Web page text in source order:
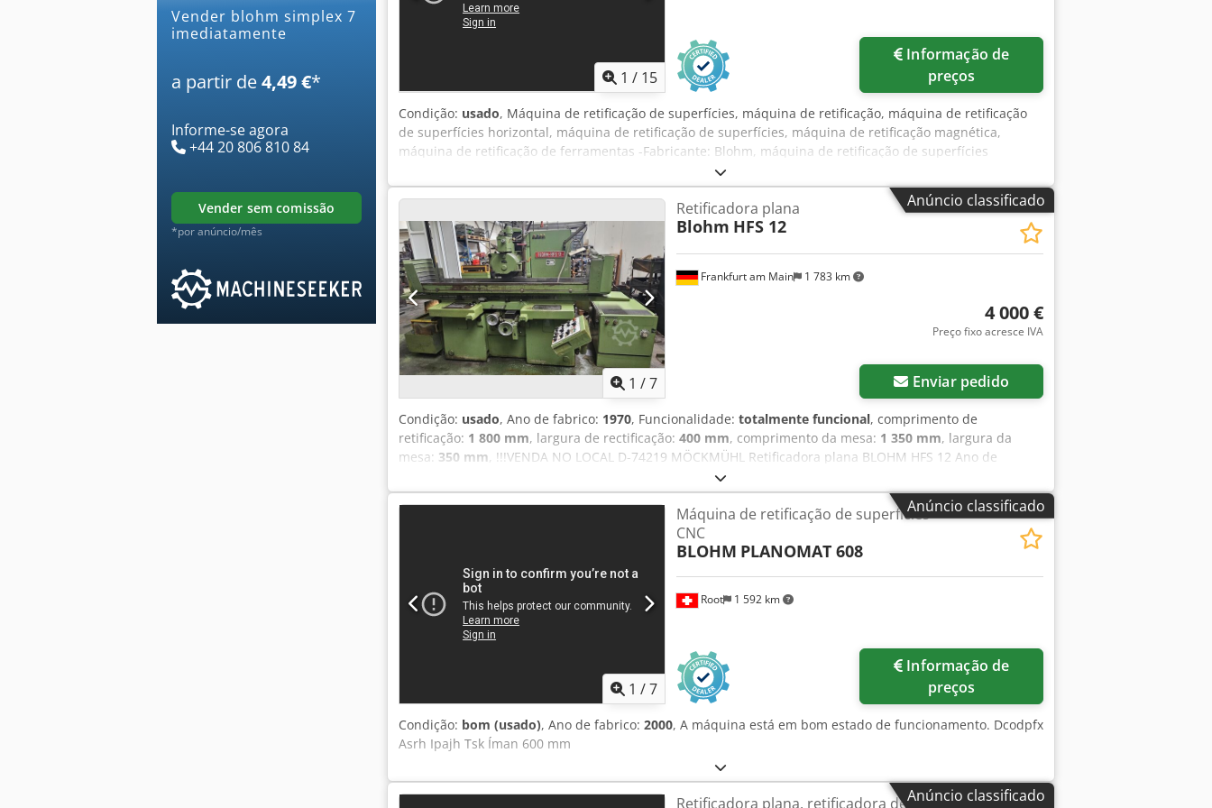
Vender blohm simplex 7
imediatamente
a partir de4,49 €*
Informe-se agora
+44 20 806 810 84
vender sem comissão
*por anúncio/mês
SIEMENS 840 D ano 2000 Nº de série 14 617x _____ Moendo...
1 / 15
preços
Condição: usado, Máquina de retificação de superfícies, máquina de retificação, máquina de retificação
de superfícies horizontal, máquina de retificação de superfícies, máquina de retificação magnética,
máquina de retificação de ferramentas -Fabricante: Blohm, máquina de retificação de superfícies
horizontal -Tamanho da mesa: 770 x 140 mm, giratória Dcodpfxot N Adbs Ah Tsk -Deslocação: x 490 mm /
y 200 mm / z 220 mm -Dimensões: 1030/870/H1510 mm -Peso total: 403 kg
Anúncio classificado
1 /7
Frankfurt am Main 1 783 km
Retificadora plana
Blohm HFS 12
4 000 €
Preço fixo acresce IVA
Enviar pedido
Condição: usado, Ano de fabrico: 1970, Funcionalidade: totalmente funcional, comprimento de
retificação: 1 800 mm, largura de rectificação: 400 mm, comprimento da mesa: 1 350 mm, largura da
mesa: 350 mm, !!!VENDA NO LOCAL D-74219 MÖCKMÜHL Retificadora plana BLOHM HFS 12 Ano de
fabricação: 1970 Comprimento de retificação: 1800mm Largura de retificação: 400mm Dimensões do
magnético: 1.350x350mm Acessórios: Sistema de refrigeração (KSS) Diversos discos de retificação Dcjdpfx
Ahozamf Ee Tok Máquina em funcionamento e pode ser inspecionada sob energia a qualquer momento.
Anúncio classificado
1 /7
Root 1 592 km
Máquina de retificação de superfícies
CNC
BLOHM PLANOMAT 608
preços
Condição: bom (usado), Ano de fabrico: 2000, A máquina está em bom estado de funcionamento. Dcodpfx
Asrh Ipajh Tsk Íman 600 mm
Anúncio classificado
Retificadora plana, retificadora de